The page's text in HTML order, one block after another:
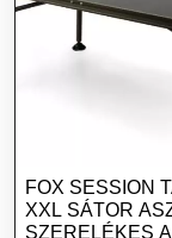
FOX SESSION
XXL SÁTOR
SZERELÉKES